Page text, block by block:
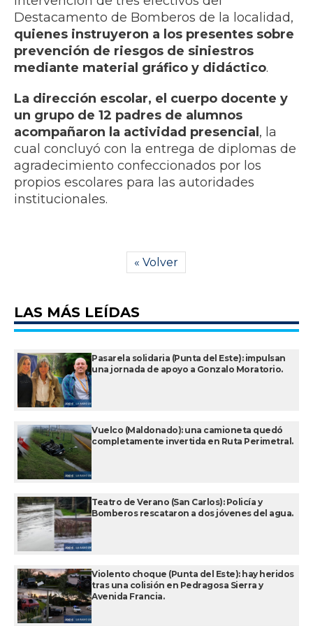
Destacamento de Bomberos de la localidad,
quienes instruyeron a los presentes sobre
prevención de riesgos de siniestros
mediante material gráfico y didáctico.
La dirección escolar, el cuerpo docente y
un grupo de 12 padres de alumnos
acompañaron la actividad presencial , la
cual concluyó con la entrega de diplomas de
agradecimiento confeccionados por los
propios escolares para las autoridades
institucionales.
« Volver
LAS MÁS LEÍDAS
Pasarela solidaria (Punta del Este): impulsan
una jornada de apoyo a Gonzalo Moratorio.
Vuelco (Maldonado): una camioneta quedó
completamente invertida en Ruta Perimetral.
Teatro de Verano (San Carlos): Policía y
Bomberos rescataron a dos jóvenes del agua.
Violento choque (Punta del Este): hay heridos
tras una colisión en Pedragosa Sierra y
Avenida Francia.